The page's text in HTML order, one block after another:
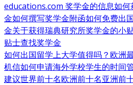
educations.com 奖学金的信息如何
金如何撰写奖学金附函如何免费出
金关于获得瑞典研究所奖学金的小
贴士查找奖学金
如何出国留学上大学值得吗？ 欧洲
机信如何申请海外学校学生的时间
建议世界前十名欧洲前十名亚洲前